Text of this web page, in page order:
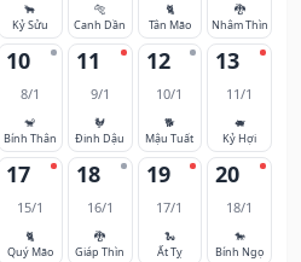
🐂
Kỷ Sửu
🐅
Canh Dần
🐈
Tân Mão
🐉
Nhâm Thìn
10
8/1
🐒
Bính Thân
11
9/1
🐓
Đinh Dậu
12
10/1
🐕
Mậu Tuất
13
11/1
🐖
Kỷ Hợi
17
15/1
🐈
Quý Mão
18
16/1
🐉
Giáp Thìn
19
17/1
🐍
Ất Tỵ
20
18/1
🐎
Bính Ngọ